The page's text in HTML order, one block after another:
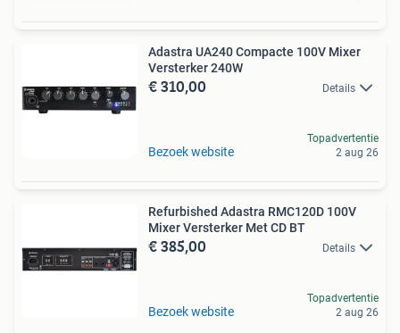
Adastra UA240 Compacte 100V Mixer
Versterker 240W
€ 310,00 Details
Bezoek website
Topadvertentie
2 aug 26
Refurbished Adastra RMC120D 100V
Mixer Versterker Met CD BT
€ 385,00 Details
Bezoek website
Topadvertentie
2 aug 26